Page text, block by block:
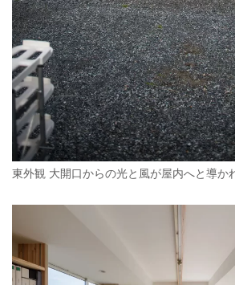
東外観 大開口からの光と風が屋内へと導か